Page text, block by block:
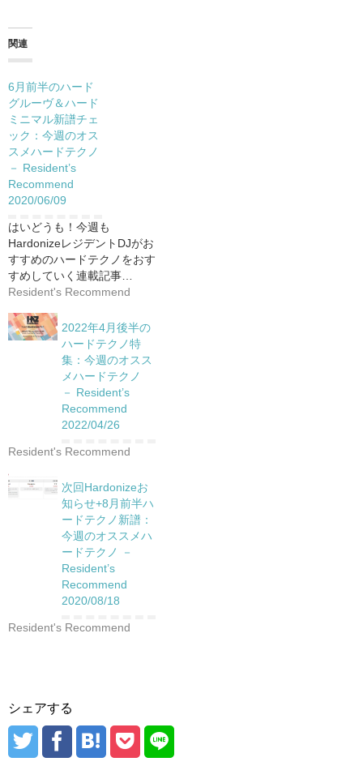
関連
6月前半のハード
グルーヴ＆ハード
ミニマル新譜チェ
ック：今週のオス
スメハードテクノ
－ Resident’s
Recommend
2020/06/09
はいどうも！今週も
HardonizeレジデントDJがお
すすめのハードテクノをおす
すめしていく連載記事…
Resident's Recommend
2022年4月後半の
ハードテクノ特
集：今週のオスス
メハードテクノ
－ Resident’s
Recommend
2022/04/26
Resident's Recommend
次回Hardonizeお
知らせ+8月前半ハ
ードテクノ新譜：
今週のオススメハ
ードテクノ －
Resident’s
Recommend
2020/08/18
Resident's Recommend
シェアする